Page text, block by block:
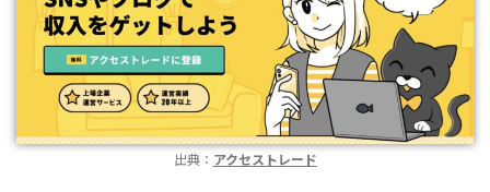
出典： アクセストレード